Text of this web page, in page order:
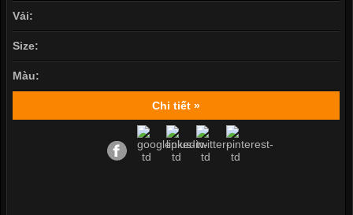
Vải:
Size:
Màu:
Chi tiết »